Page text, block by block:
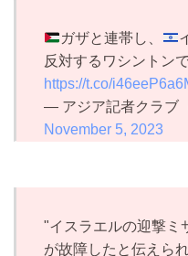
ガザと連帯し、
反対するワシントン
https://t.co/
— アジア記者クラブ
November 5, 2023
"イスラエルの迎撃ミ
が故障したと伝えら